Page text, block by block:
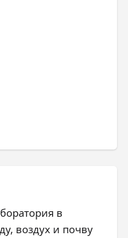
в
воздух и почву